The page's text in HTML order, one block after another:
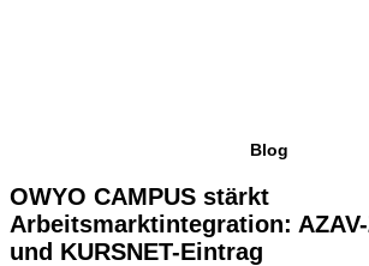
Blog
OWYO CAMPUS stärkt
Arbeitsmarktintegration:
und KURSNET-Eintrag